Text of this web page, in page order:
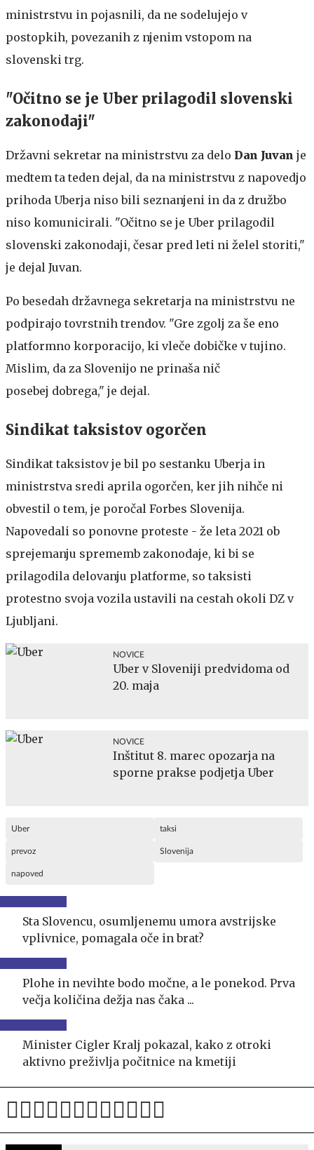
ministrstvu in pojasnili, da ne sodelujejo v
postopkih, povezanih z njenim vstopom na
slovenski trg.
"Očitno se je Uber prilagodil slovenski
zakonodaji"
Državni sekretar na ministrstvu za delo Dan Juvan je
medtem ta teden dejal, da na ministrstvu z napovedjo
prihoda Uberja niso bili seznanjeni in da z družbo
niso komunicirali. "Očitno se je Uber prilagodil
slovenski zakonodaji, česar pred leti ni želel storiti,"
je dejal Juvan.
Po besedah državnega sekretarja na ministrstvu ne
podpirajo tovrstnih trendov. "Gre zgolj za še eno
platformno korporacijo, ki vleče dobičke v tujino.
Mislim, da za Slovenijo ne prinaša nič
posebej dobrega," je dejal.
Sindikat taksistov ogorčen
Sindikat taksistov je bil po sestanku Uberja in
ministrstva sredi aprila ogorčen, ker jih nihče ni
obvestil o tem, je poročal Forbes Slovenija.
Napovedali so ponovne proteste - že leta 2021 ob
sprejemanju sprememb zakonodaje, ki bi se
prilagodila delovanju platforme, so taksisti
protestno svoja vozila ustavili na cestah okoli DZ v
Ljubljani.
NOVICE
Uber v Sloveniji predvidoma od
20. maja
NOVICE
Inštitut 8. marec opozarja na
sporne prakse podjetja Uber
Uber taksi
prevoz Slovenija
napoved
Sta Slovencu, osumljenemu umora avstrijske
vplivnice, pomagala oče in brat?
Plohe in nevihte bodo močne, a le ponekod. Prva
večja količina dežja nas čaka ...
Minister Cigler Kralj pokazal, kako z otroki
aktivno preživlja počitnice na kmetiji